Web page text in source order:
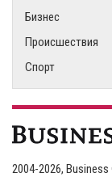
Бизнес
Происшествия
Спорт
2004-2026, Business